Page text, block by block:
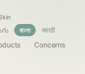
Concerns
বাংলা मराठी